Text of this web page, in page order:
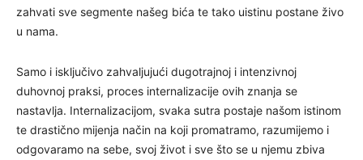
zahvati sve segmente našeg bića te tako uistinu postane živo
u nama.
Samo i isključivo zahvaljujući dugotrajnoj i intenzivnoj
duhovnoj praksi, proces internalizacije ovih znanja se
nastavlja. Internalizacijom, svaka sutra postaje našom istinom
te drastično mijenja način na koji promatramo, razumijemo i
odgovaramo na sebe, svoj život i sve što se u njemu zbiva